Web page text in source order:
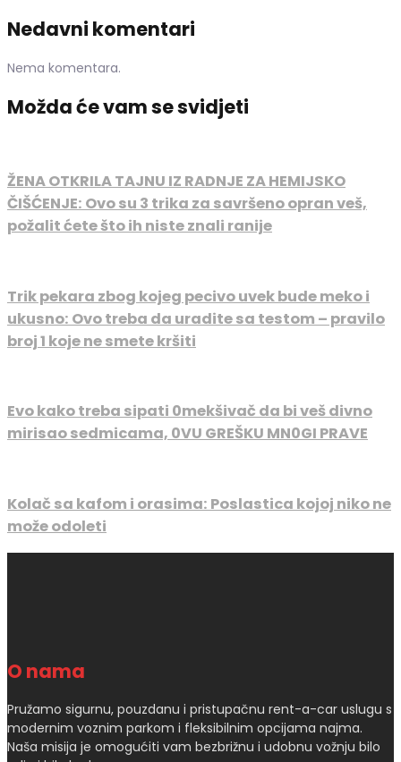
Nedavni komentari
Nema komentara.
Možda će vam se svidjeti
ŽENA OTKRILA TAJNU IZ RADNJE ZA HEMIJSKO
ČIŠĆENJE: Ovo su 3 trika za savršeno opran veš,
požalit ćete što ih niste znali ranije
Trik pekara zbog kojeg pecivo uvek bude meko i
ukusno: Ovo treba da uradite sa testom – pravilo
broj 1 koje ne smete kršiti
Evo kako treba sipati 0mekšivač da bi veš divno
mirisao sedmicama, 0VU GREŠKU MN0GI PRAVE
Kolač sa kafom i orasima: Poslastica kojoj niko ne
može odoleti
O nama
Pružamo sigurnu, pouzdanu i pristupačnu rent-a-car uslugu s
modernim voznim parkom i fleksibilnim opcijama najma.
Naša misija je omogućiti vam bezbrižnu i udobnu vožnju bilo